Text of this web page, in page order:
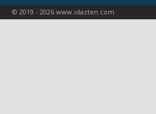
© 2019 - 2026 www.idazten.com